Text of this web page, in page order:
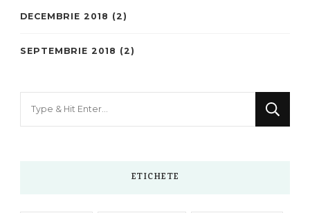
DECEMBRIE 2018 (2)
SEPTEMBRIE 2018 (2)
ETICHETE